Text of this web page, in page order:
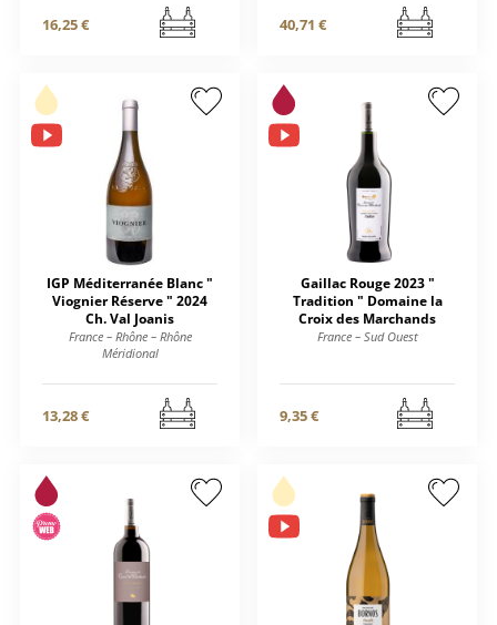
16,25 € 40,71 €
IGP Méditerranée Blanc "
Viognier Réserve " 2024
Ch. Val Joanis
France – Rhône – Rhône
Méridional
13,28 €
Gaillac Rouge 2023 "
Tradition " Domaine la
Croix des Marchands
France – Sud Ouest
9,35 €